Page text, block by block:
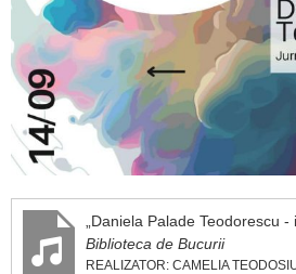
„Daniela Palade Teodorescu
Biblioteca de Bucurii
REALIZATOR: CAMELIA